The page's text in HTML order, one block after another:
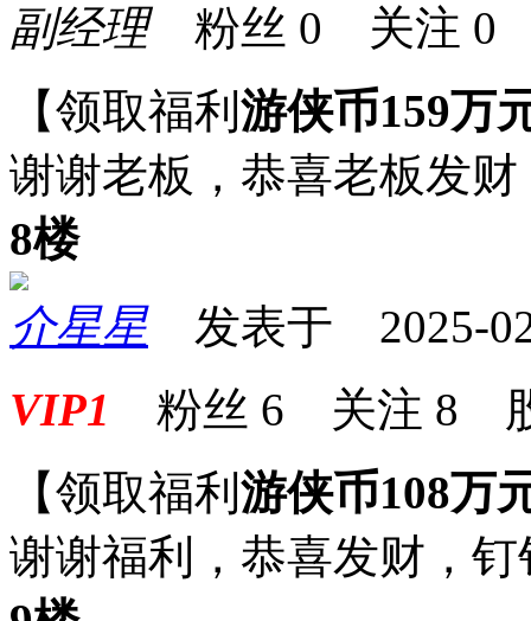
副经理粉丝 0 关注 0
【领取福利 游侠币159万
谢谢老板，恭喜老板发财
8楼
介星星 发表于 2025-
VIP1 粉丝 6 关注 8
【领取福利 游侠币108万
谢谢福利，恭喜发财，钉